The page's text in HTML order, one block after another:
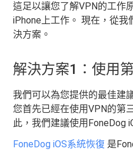
這足以讓您了解VPN的工作
iPhone上工作。 現在，從
決方案。
解決方案1：使用
我們可以為您提供的最佳建
您首先已經在使用VPN的第
此，我們建議使用FoneDog
FoneDog iOS系統恢復 是